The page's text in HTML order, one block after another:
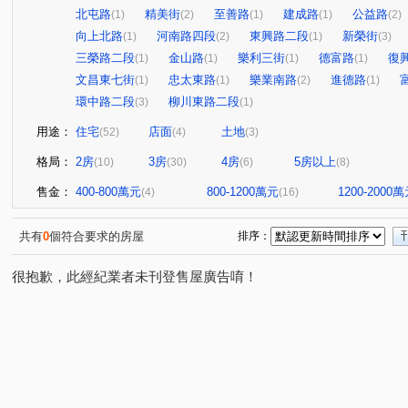
北屯路(1) 精美街(2) 至善路(1) 建成路(1) 公益路(2)
向上北路(1) 河南路四段(2) 東興路二段(1) 新榮街(3)
三榮路二段(1) 金山路(1) 樂利三街(1) 德富路(1)
復
文昌東七街(1) 忠太東路(1) 樂業南路(2) 進德路(1)
環中路二段(3) 柳川東路二段(1)
用途： 住宅(52) 店面(4) 土地(3)
格局： 2房(10) 3房(30) 4房(6) 5房以上(8)
售金： 400-800萬元(4) 800-1200萬元(16) 1200-2000萬
共有0個符合要求的房屋 排序：
很抱歉，此經紀業者未刊登售屋廣告唷！